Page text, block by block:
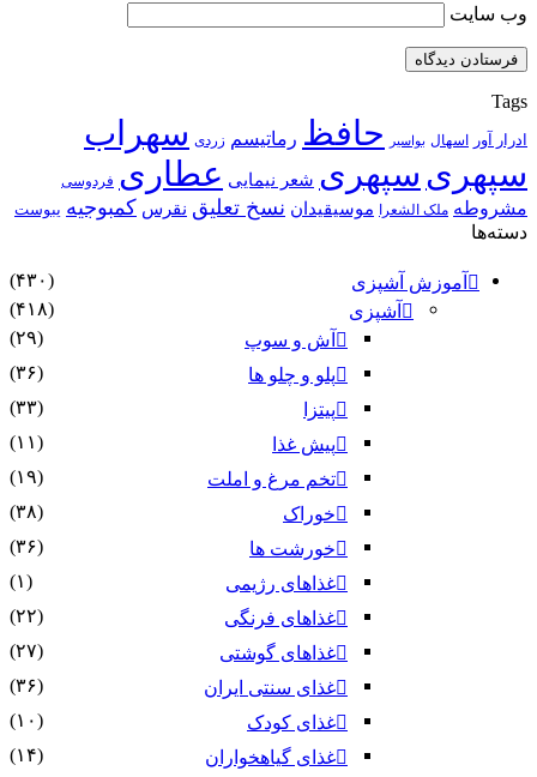
وب‌ سایت
Tags
ادرار آور اسهال بواسیر حافظ رماتیسم زردی سهراب
سپهری سپهری شعر نیمایی عطاری فردوسی
مشروطه ملک الشعرا موسیقیدان نسخ تعلیق نقرس کمبوجیه یبوست
دسته‌ها
آموزش آشپزی
(۴۳۰)
آشپزی
(۴۱۸)
آش و سوپ
(۲۹)
پلو و چلو ها
(۳۶)
پیتزا
(۳۳)
پیش غذا
(۱۱)
تخم مرغ و املت
(۱۹)
خوراک
(۳۸)
خورشت ها
(۳۶)
غذاهای رژیمی
(۱)
غذاهای فرنگی
(۲۲)
غذاهای گوشتی
(۲۷)
غذای سنتی ایران
(۳۶)
غذای کودک
(۱۰)
غذای گیاهخواران
(۱۴)